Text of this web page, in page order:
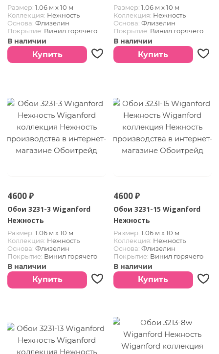
Размер: 1.06 м х 10 м
Коллекция: Нежность
Основа: Флизелин
Покрытие: Винил горячего
тиснения
В наличии
Купить
Размер: 1.06 м х 10 м
Коллекция: Нежность
Основа: Флизелин
Покрытие: Винил горячего
тиснения
В наличии
Купить
4600 ₽
Обои 3231-3 Wiganford
Нежность
Размер: 1.06 м х 10 м
Коллекция: Нежность
Основа: Флизелин
Покрытие: Винил горячего
тиснения
В наличии
Купить
4600 ₽
Обои 3231-15 Wiganford
Нежность
Размер: 1.06 м х 10 м
Коллекция: Нежность
Основа: Флизелин
Покрытие: Винил горячего
тиснения
В наличии
Купить